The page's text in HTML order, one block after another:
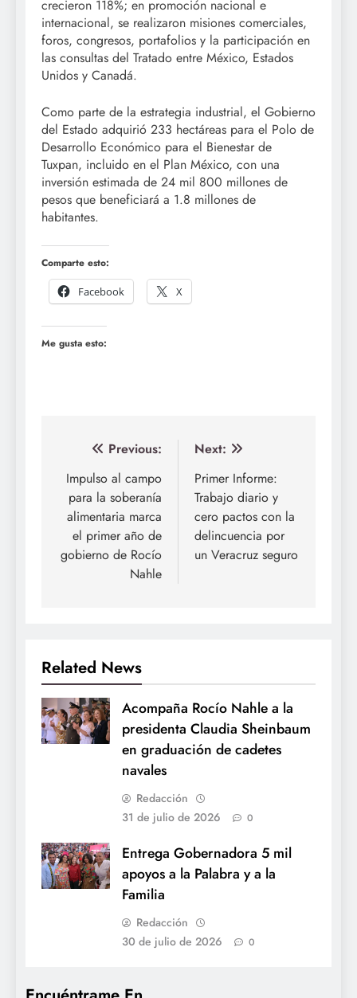
crecieron 118%; en promoción nacional e
internacional, se realizaron misiones comerciales,
foros, congresos, portafolios y la participación en
las consultas del Tratado entre México, Estados
Unidos y Canadá.
Como parte de la estrategia industrial, el Gobierno
del Estado adquirió 233 hectáreas para el Polo de
Desarrollo Económico para el Bienestar de
Tuxpan, incluido en el Plan México, con una
inversión estimada de 24 mil 800 millones de
pesos que beneficiará a 1.8 millones de
habitantes.
Comparte esto:
Facebook
X
Me gusta esto:
Navegación
de
entradas
Previous:
Impulso al campo
para la soberanía
alimentaria marca
el primer año de
gobierno de Rocío
Nahle
Next:
Primer Informe:
Trabajo diario y
cero pactos con la
delincuencia por
un Veracruz seguro
Related News
Acompaña Rocío Nahle a la
presidenta Claudia Sheinbaum
en graduación de cadetes
navales
Redacción
31 de julio de 2026
0
Entrega Gobernadora 5 mil
apoyos a la Palabra y a la
Familia
Redacción
30 de julio de 2026
0